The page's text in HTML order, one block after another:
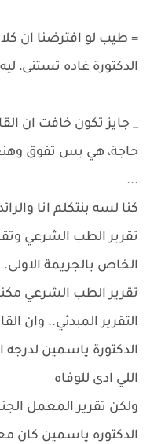
= طيب لو افترضنا ان
الدكتورة غاده
_ جايز تكون خافت ان
حاجة، هي بس تفوق
...
كنا لسه بنتكلم انا
تقرير الطب الشرعي
الخاص بالجريمة الاولى.
تقرير الطب الشرعي
التقرير المبدئي.. وان
الدكتورة ياسمين
اللي ادى للوفاه
ولكن تقرير المعمل
الدكتوره ياسمين كان